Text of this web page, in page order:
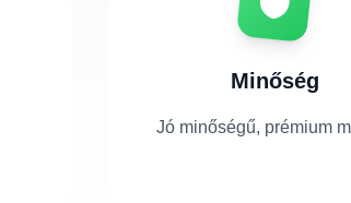
Minőség
Jó minőségű, prémium